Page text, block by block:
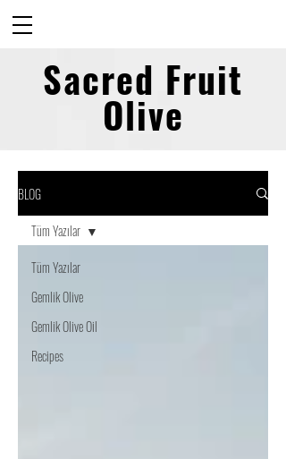
Sacred Fruit
Olive
BLOG
Tüm Yazılar
Gemlik Olive
Gemlik Olive Oil
Recipes
Tüm Yazılar